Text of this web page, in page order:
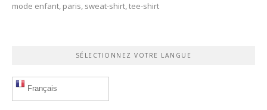
mode enfant, paris, sweat-shirt,tee-shirt
SÉLECTIONNEZ VOTRE LANGUE
Français